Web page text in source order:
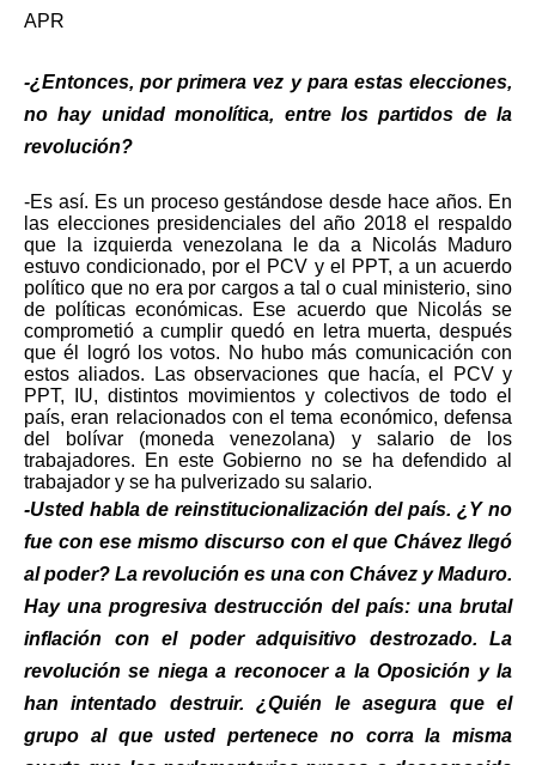
APR
-¿Entonces, por primera vez y para estas elecciones,
no hay unidad monolítica, entre los partidos de la
revolución?
-Es así. Es un proceso gestándose desde hace años. En
las elecciones presidenciales del año 2018 el respaldo
que la izquierda venezolana le da a Nicolás Maduro
estuvo condicionado, por el PCV y el PPT, a un acuerdo
político que no era por cargos a tal o cual ministerio, sino
de políticas económicas. Ese acuerdo que Nicolás se
comprometió a cumplir quedó en letra muerta, después
que él logró los votos. No hubo más comunicación con
estos aliados. Las observaciones que hacía, el PCV y
PPT, IU, distintos movimientos y colectivos de todo el
país, eran relacionados con el tema económico, defensa
del bolívar (moneda venezolana) y salario de los
trabajadores. En este Gobierno no se ha defendido al
trabajador y se ha pulverizado su salario.
-Usted habla de reinstitucionalización del país. ¿Y no
fue con ese mismo discurso con el que Chávez llegó
al poder? La revolución es una con Chávez y Maduro.
Hay una progresiva destrucción del país: una brutal
inflación con el poder adquisitivo destrozado. La
revolución se niega a reconocer a la Oposición y la
han intentado destruir. ¿Quién le asegura que el
grupo al que usted pertenece no corra la misma